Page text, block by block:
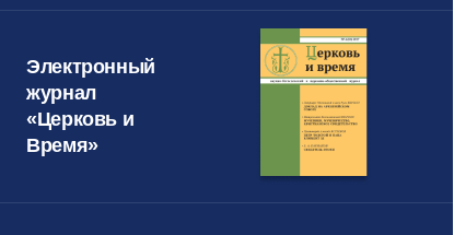
Электронный
журнал
«Церковь и
Время»